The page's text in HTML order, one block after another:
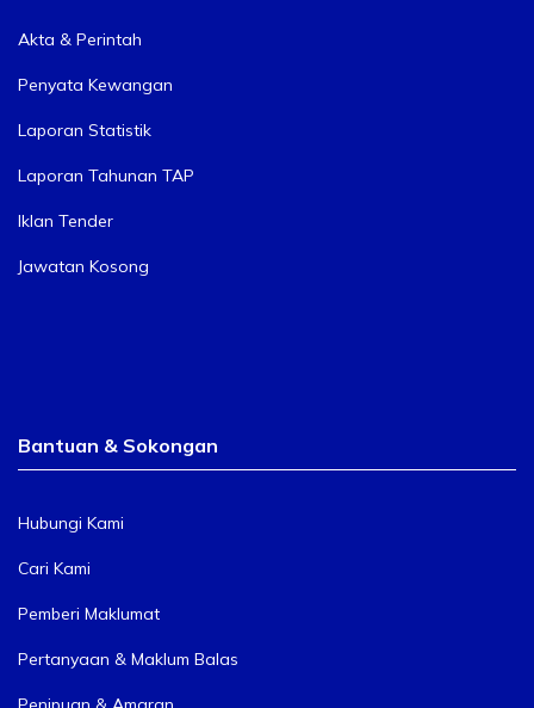
Akta & Perintah
Penyata Kewangan
Laporan Statistik
Laporan Tahunan TAP
Iklan Tender
Jawatan Kosong
Bantuan & Sokongan
Hubungi Kami
Cari Kami
Pemberi Maklumat
Pertanyaan & Maklum Balas